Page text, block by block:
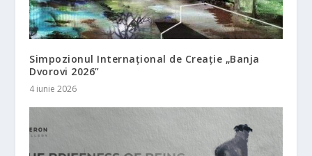
Simpozionul Internațional de Creație „Banja
Dvorovi 2026”
4 iunie 2026